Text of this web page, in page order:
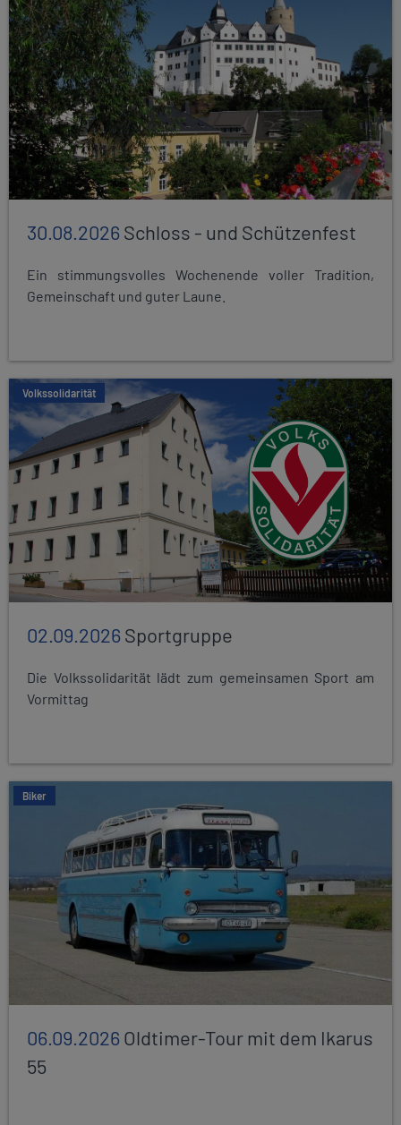
30.08.2026Schloss - und Schützenfest
Ein stimmungsvolles Wochenende voller Tradition,
Gemeinschaft und guter Laune.
Volkssolidarität
02.09.2026Sportgruppe
Die Volkssolidarität lädt zum gemeinsamen Sport am
Vormittag
Biker
06.09.2026Oldtimer-Tour mit dem Ikarus
55